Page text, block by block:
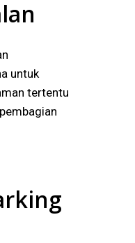
untuk
tertentu